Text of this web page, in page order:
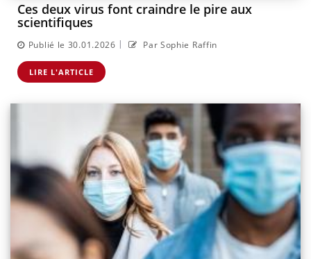
Ces deux virus font craindre le pire aux
scientifiques
Publié le 30.01.2026 | Par Sophie Raffin
LIRE L'ARTICLE